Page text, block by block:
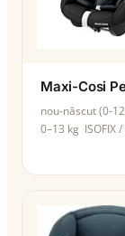
Maxi-Cosi
nou-născut (0-
0–13 kg ISOFIX